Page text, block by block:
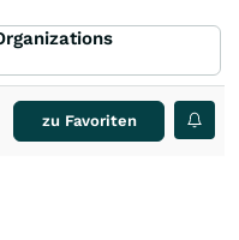
zu Favoriten